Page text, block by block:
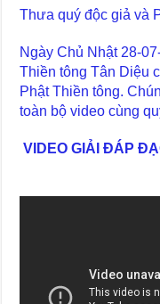
Thưa quý độc giả và
Ngày Chủ Nhật 28-
Thiền tông Tân Diệu
Phật Thiền tông.
toàn bộ video cùng
VIDEO GIẢI ĐÁP